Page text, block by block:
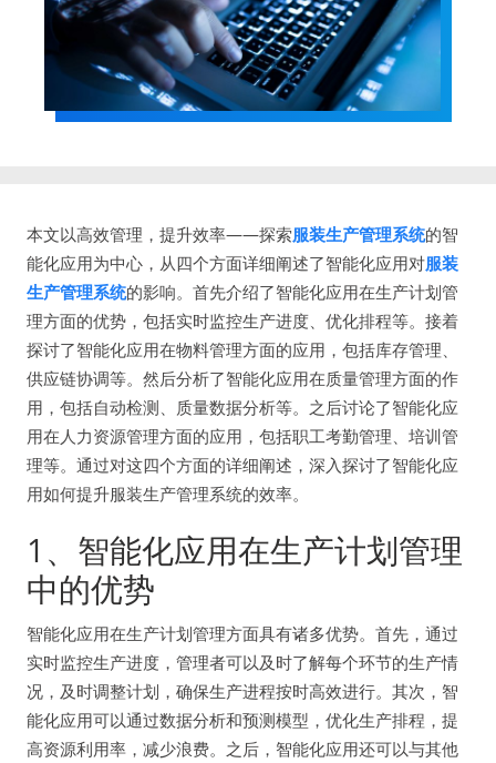
本文以高效管理，提升效率——探索服装生产管理系统的智
能化应用为中心，从四个方面详细阐述了智能化应用对服装
生产管理系统的影响。首先介绍了智能化应用在生产计划管
理方面的优势，包括实时监控生产进度、优化排程等。接着
探讨了智能化应用在物料管理方面的应用，包括库存管理、
供应链协调等。然后分析了智能化应用在质量管理方面的作
用，包括自动检测、质量数据分析等。之后讨论了智能化应
用在人力资源管理方面的应用，包括职工考勤管理、培训管
理等。通过对这四个方面的详细阐述，深入探讨了智能化应
用如何提升服装生产管理系统的效率。
1、智能化应用在生产计划管理
中的优势
智能化应用在生产计划管理方面具有诸多优势。首先，通过
实时监控生产进度，管理者可以及时了解每个环节的生产情
况，及时调整计划，确保生产进程按时高效进行。其次，智
能化应用可以通过数据分析和预测模型，优化生产排程，提
高资源利用率，减少浪费。之后，智能化应用还可以与其他